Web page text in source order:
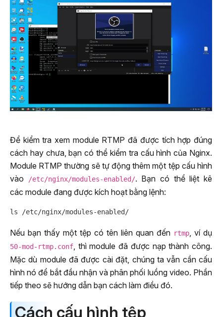
Để kiểm tra xem module RTMP đã được tích hợp đúng
cách hay chưa, bạn có thể kiểm tra cấu hình của Nginx.
Module RTMP thường sẽ tự động thêm một tệp cấu hình
vào
/etc/nginx/modules-enabled/. Bạn có thể liệt kê
các module đang được kích hoạt bằng lệnh:
Nếu bạn thấy một tệp có tên liên quan đến rtmp, ví dụ
50-mod-rtmp.conf, thì module đã được nạp thành công.
Mặc dù module đã được cài đặt, chúng ta vẫn cần cấu
hình nó để bắt đầu nhận và phân phối luồng video. Phần
tiếp theo sẽ hướng dẫn bạn cách làm điều đó.
Cách cấu hình tệp